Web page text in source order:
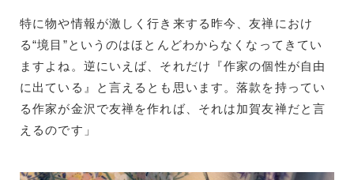
特に物や情報が激しく行き来する昨今、友禅におけ
る“境目”というのはほとんどわからなくなってきてい
ますよね。逆にいえば、それだけ『作家の個性が自由
に出ている』と言えるとも思います。落款を持ってい
る作家が金沢で友禅を作れば、それは加賀友禅だと言
えるのです」